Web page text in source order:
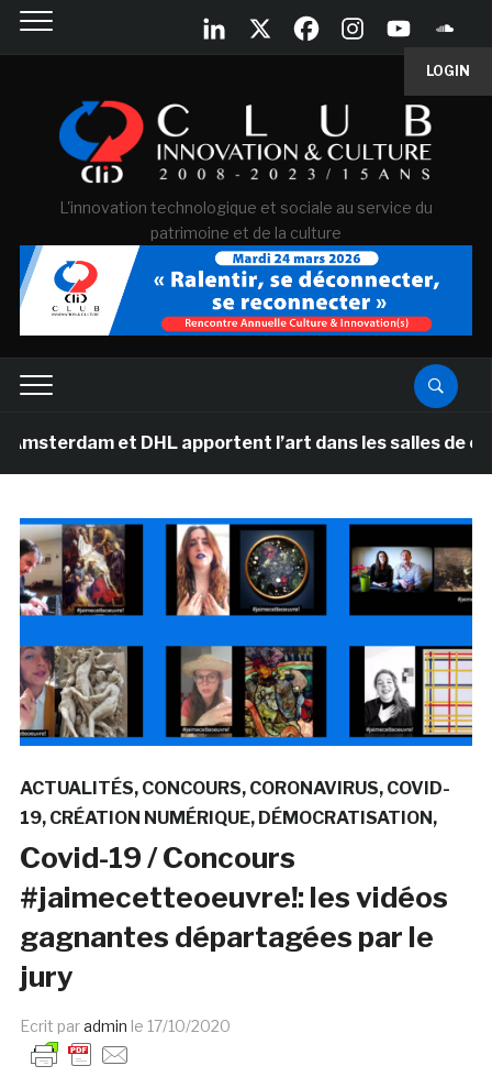
LOGIN
L'innovation technologique et sociale au service du
patrimoine et de la culture
et DHL apportent l’art dans les salles de classe
ACTUALITÉS CONCOURS CORONAVIRUS COVID-
19 CRÉATION NUMÉRIQUE DÉMOCRATISATION
Covid-19 / Concours
#jaimecetteoeuvre!: les vidéos
gagnantes départagées par le
jury
Ecrit paradmin le 17/10/2020